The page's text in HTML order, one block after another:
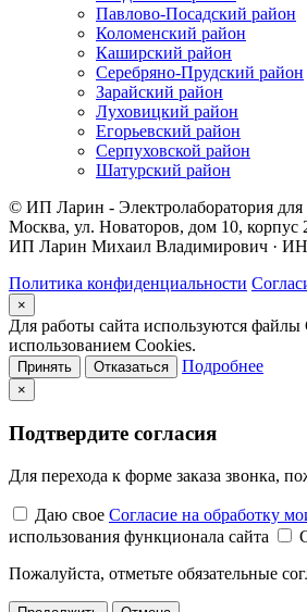
Павлово-Посадский район
Коломенский район
Каширский район
Серебряно-Прудский район
Зарайский район
Луховицкий район
Егорьевский район
Серпуховской район
Шатурский район
© ИП Ларин - Электролаборатория для
Москва, ул. Новаторов, дом 10, корпус
ИП Ларин Михаил Владимирович ·
Политика конфиденциальности
×
Для работы сайта используются
использованием Cookies.
Принять Отказаться Подробнее
×
Подтвердите согласия
Для перехода к форме заказа звонка,
Даю свое Согласие на обработку
использования функционала сайта
Пожалуйста, отметьте обязательные